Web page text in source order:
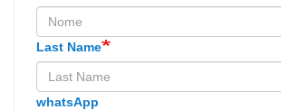
Last Name
whatsApp